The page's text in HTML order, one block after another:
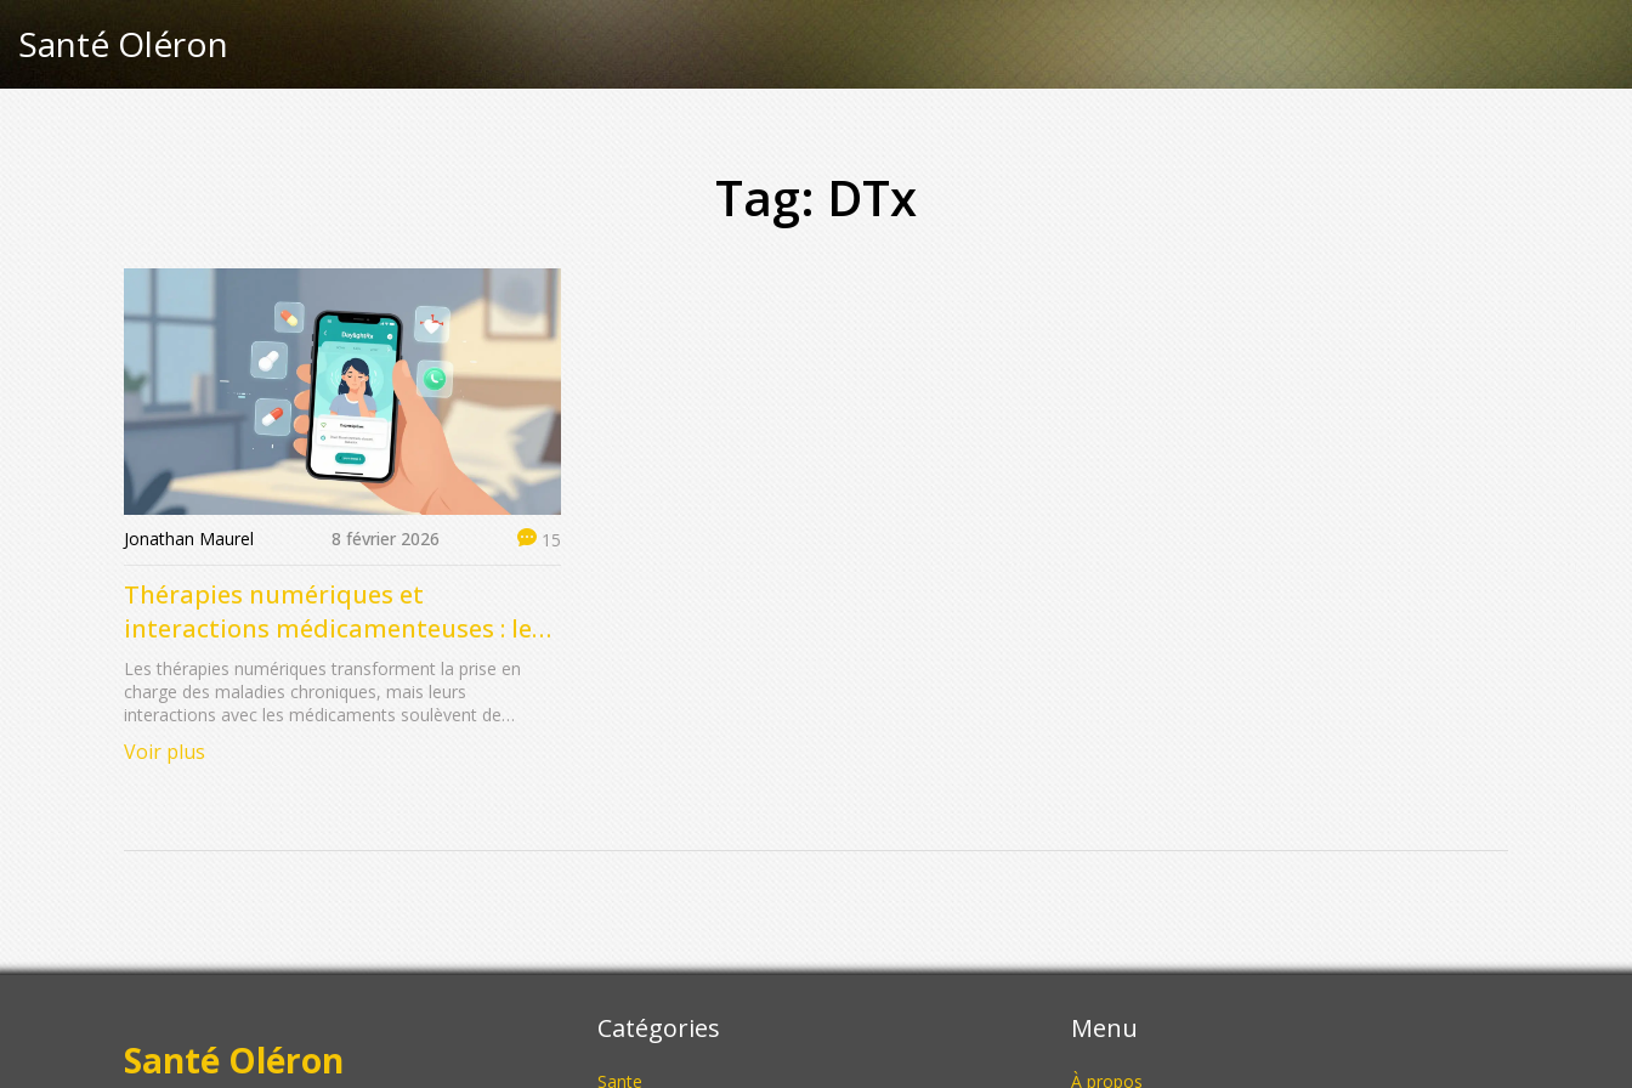
Santé Oléron
Tag: DTx
Jonathan Maurel 8 février 2026 15
Thérapies numériques et
interactions médicamenteuses : les
nouvelles préoccupations
Les thérapies numériques transforment la prise en
charge des maladies chroniques, mais leurs
interactions avec les médicaments soulèvent de
régulation. Découvrez les enjeux réels en 2026.
Voir plus
Santé Oléron
Catégories
Sante
Menu
À propos